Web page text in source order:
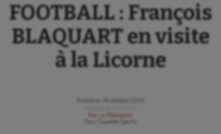
FOOTBALL : François
BLAQUART en visite
à la Licorne
Publié le
28 octobre 2016
Par
La Rédaction
Gazette Sports